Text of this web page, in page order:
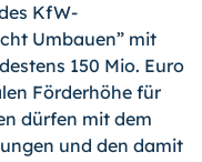
KfW-
Umbauen” mit
150 Mio. Euro
Förderhöhe für
dürfen mit dem
und den damit